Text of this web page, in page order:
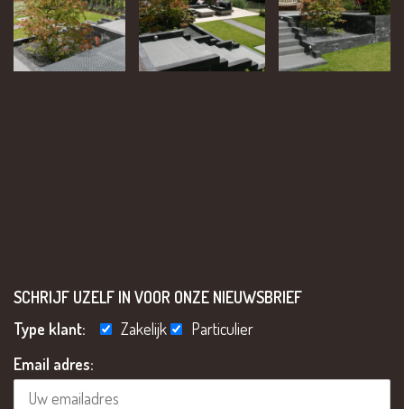
SCHRIJF UZELF IN VOOR ONZE NIEUWSBRIEF
Type klant:
Zakelijk
Particulier
Email adres: